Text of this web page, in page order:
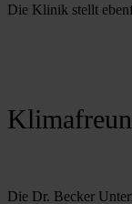
Die Klinik stellt